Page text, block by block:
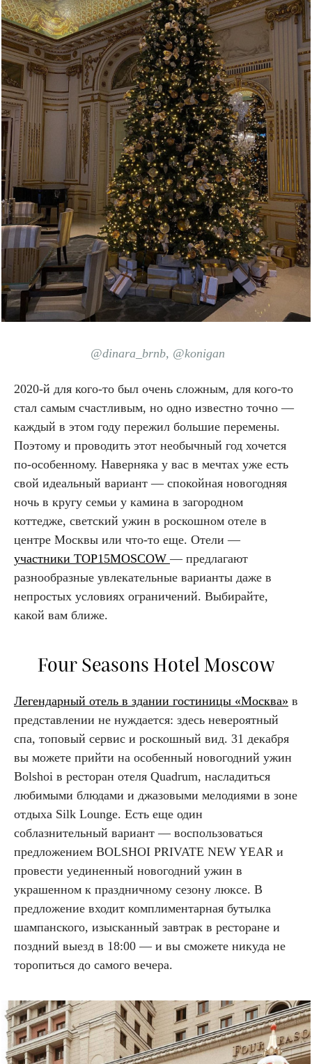
@dinara_brnb, @konigan
2020-й для кого-то был очень сложным, для кого-то
стал самым счастливым, но одно известно точно —
каждый в этом году пережил большие перемены.
Поэтому и проводить этот необычный год хочется
по-особенному. Наверняка у вас в мечтах уже есть
свой идеальный вариант — спокойная новогодняя
ночь в кругу семьи у камина в загородном
коттедже, светский ужин в роскошном отеле в
центре Москвы или что-то еще. Отели —
участники TOP15MOSCOW — предлагают
разнообразные увлекательные варианты даже в
непростых условиях ограничений. Выбирайте,
какой вам ближе.
Four Seasons Hotel Moscow
Легендарный отель в здании гостиницы «Москва» в
представлении не нуждается: здесь невероятный
спа, топовый сервис и роскошный вид. 31 декабря
вы можете прийти на особенный новогодний ужин
Bolshoi в ресторан отеля Quadrum, насладиться
любимыми блюдами и джазовыми мелодиями в зоне
отдыха Silk Lounge. Есть еще один
соблазнительный вариант — воспользоваться
предложением BOLSHOI PRIVATE NEW YEAR и
провести уединенный новогодний ужин в
украшенном к праздничному сезону люксе. В
предложение входит комплиментарная бутылка
шампанского, изысканный завтрак в ресторане и
поздний выезд в 18:00 — и вы сможете никуда не
торопиться до самого вечера.